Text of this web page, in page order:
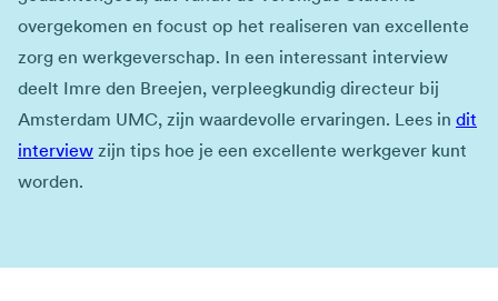
overgekomen en focust op het realiseren van excellente
zorg en werkgeverschap. In een interessant interview
deelt Imre den Breejen, verpleegkundig directeur bij
Amsterdam UMC, zijn waardevolle ervaringen. Lees in dit
interview zijn tips hoe je een excellente werkgever kunt
worden.